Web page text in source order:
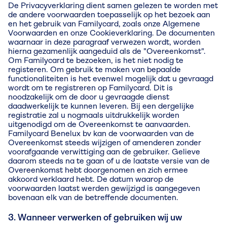
De Privacyverklaring dient samen gelezen te worden met
de andere voorwaarden toepasselijk op het bezoek aan
en het gebruik van Familycard, zoals onze Algemene
Voorwaarden en onze Cookieverklaring. De documenten
waarnaar in deze paragraaf verwezen wordt, worden
hierna gezamenlijk aangeduid als de "Overeenkomst".
Om Familycard te bezoeken, is het niet nodig te
registeren. Om gebruik te maken van bepaalde
functionaliteiten is het evenwel mogelijk dat u gevraagd
wordt om te registreren op Familycard. Dit is
noodzakelijk om de door u gevraagde dienst
daadwerkelijk te kunnen leveren. Bij een dergelijke
registratie zal u nogmaals uitdrukkelijk worden
uitgenodigd om de Overeenkomst te aanvaarden.
Familycard Benelux bv kan de voorwaarden van de
Overeenkomst steeds wijzigen of amenderen zonder
voorafgaande verwittiging aan de gebruiker. Gelieve
daarom steeds na te gaan of u de laatste versie van de
Overeenkomst hebt doorgenomen en zich ermee
akkoord verklaard hebt. De datum waarop de
voorwaarden laatst werden gewijzigd is aangegeven
bovenaan elk van de betreffende documenten.
3. Wanneer verwerken of gebruiken wij uw